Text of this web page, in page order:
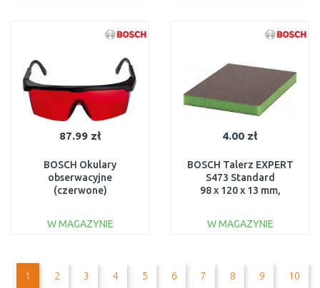
Do porównania Do porównania
87.99 zł
BOSCH Okulary
obserwacyjne
(czerwone)
W MAGAZYNIE
Do porównania
4.00 zł
BOSCH Talerz EXPERT
S473 Standard
98 x 120 x 13 mm,
W MAGAZYNIE
Do porównania
1 2 3 4 5 6 7 8 9 10